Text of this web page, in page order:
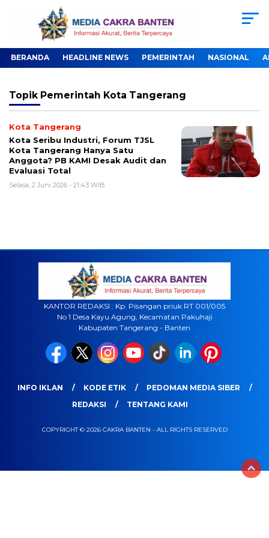
BERANDA HEADLINE NEWS PEMERINTAH NASIONAL
Topik Pemerintah Kota Tangerang
Kota Tangerang
Kota Seribu Industri, Forum TJSL
Kota Tangerang Hanya Satu
Anggota? PB KAMI Desak Audit dan
Evaluasi Total
Selasa, 2 Juni 2026 - 21:43 WIB
KANTOR REDAKSI : Kp. Pisangan priuk RT 001/005
No 1 Desa Kayu Agung, Kecamatan Pakuhaji
Kabupaten Tangerang - Banten
INFO IKLAN KODE ETIK
PEDOMAN MEDIA SIBER
REDAKSI
TENTANG KAMI
COPYRIGHT © 2026 CAKRA BANTEN - ALL RIGHTS RESERVED